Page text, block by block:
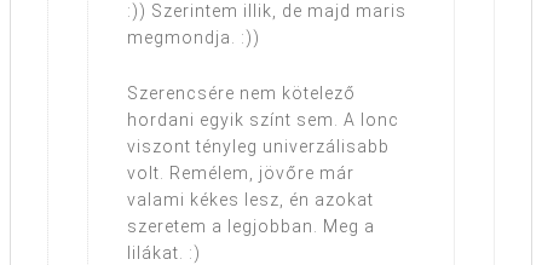
:)) Szerintem illik, de majd maris
megmondja. :))
Szerencsére nem kötelező
hordani egyik színt sem. A lonc
viszont tényleg univerzálisabb
volt. Remélem, jövőre már
valami kékes lesz, én azokat
szeretem a legjobban. Meg a
lilákat. :)